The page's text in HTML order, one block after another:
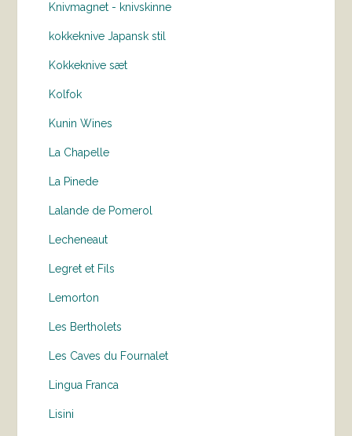
Knivmagnet - knivskinne
kokkeknive Japansk stil
Kokkeknive sæt
Kolfok
Kunin Wines
La Chapelle
La Pinede
Lalande de Pomerol
Lecheneaut
Legret et Fils
Lemorton
Les Bertholets
Les Caves du Fournalet
Lingua Franca
Lisini